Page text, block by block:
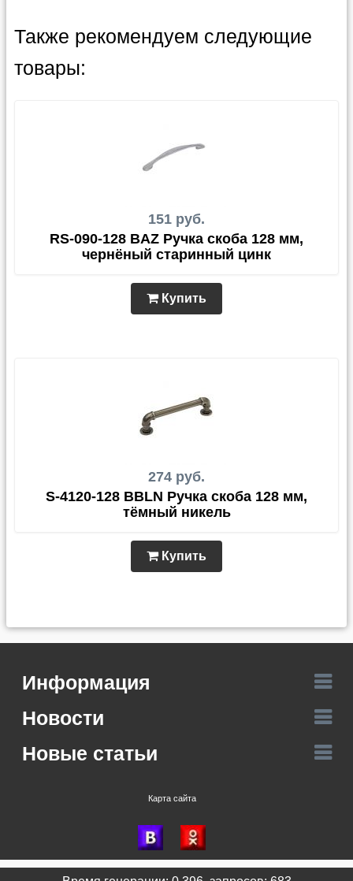
Также рекомендуем следующие
товары:
151 руб.
RS-090-128 BAZ Ручка скоба 128 мм,
чернёный старинный цинк
Купить
274 руб.
S-4120-128 BBLN Ручка скоба 128 мм,
тёмный никель
Купить
Информация
Новости
Новые статьи
Карта сайта